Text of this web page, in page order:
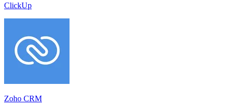
ClickUp
Zoho CRM